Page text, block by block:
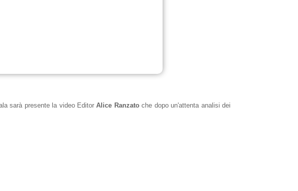
sarà presente la video Editor Alice Ranzatoche dopo un'attenta analisi dei